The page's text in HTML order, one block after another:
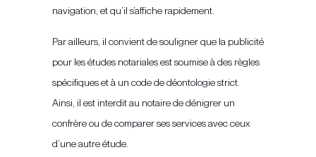
navigation, et qu’il s’affiche rapidement.
Par ailleurs, il convient de souligner que la publicité
pour les études notariales est soumise à des règles
spécifiques et à un code de déontologie strict.
Ainsi, il est interdit au notaire de dénigrer un
confrère ou de comparer ses services avec ceux
d’une autre étude.